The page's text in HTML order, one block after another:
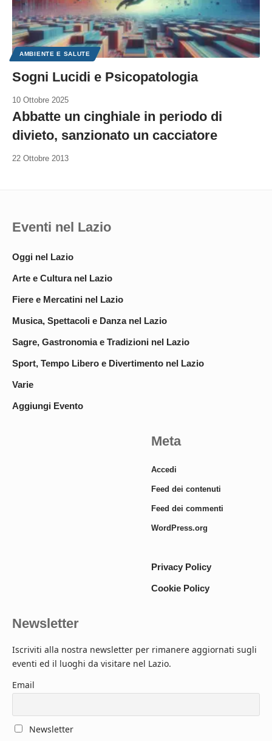
AMBIENTE E SALUTE
Sogni Lucidi e Psicopatologia
10 Ottobre 2025
Abbatte un cinghiale in periodo di
divieto, sanzionato un cacciatore
22 Ottobre 2013
Eventi nel Lazio
Oggi nel Lazio
Arte e Cultura nel Lazio
Fiere e Mercatini nel Lazio
Musica, Spettacoli e Danza nel Lazio
Sagre, Gastronomia e Tradizioni nel Lazio
Sport, Tempo Libero e Divertimento nel Lazio
Varie
Aggiungi Evento
Meta
Accedi
Feed dei contenuti
Feed dei commenti
WordPress.org
Privacy Policy
Cookie Policy
Newsletter
Iscriviti alla nostra newsletter per rimanere aggiornati sugli
eventi ed il luoghi da visitare nel Lazio.
Email
Newsletter